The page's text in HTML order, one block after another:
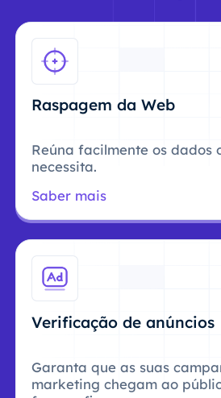
Raspagem da Web
Reúna facilmente os dados
necessita.
Saber mais
Verificação de anúncios
Garanta que as suas
marketing chegam ao